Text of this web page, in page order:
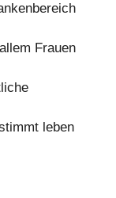
Frauen
leben